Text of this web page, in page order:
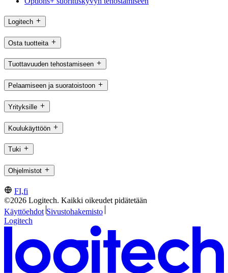
Logitech
Osta tuotteita
Tuottavuuden tehostamiseen
Pelaamiseen ja suoratoistoon
Yrityksille
Koulukäyttöön
Tuki
Ohjelmistot
FI,fi
©2026 Logitech. Kaikki oikeudet pidätetään
Käyttöehdot Sivustohakemisto
Logitech